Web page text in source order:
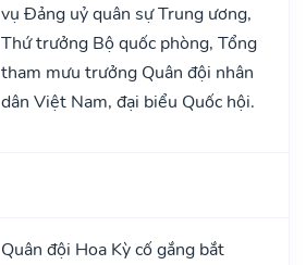
vụ Đảng uỷ quân sự Trung ương,
Thứ trưởng Bộ quốc phòng, Tổng
tham mưu trưởng Quân đội nhân
dân Việt Nam, đại biểu Quốc hội.
Quân đội Hoa Kỳ cố gắng bắt